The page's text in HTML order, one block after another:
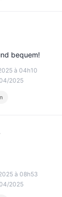
à 04h10
2025
bequem!
à 08h53
2025